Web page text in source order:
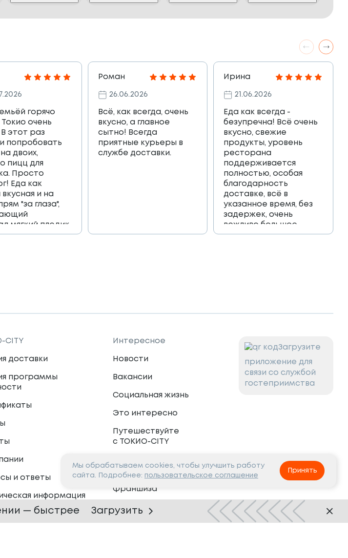
горячо
очень
этот раз
попробовать
двоих,
пицц для
Просто
Еда как
вкусная и на
"за глаза",
пледик
коробка
Роман
26.06.2026
Всё, как всегда, очень
вкусно, а главное
сытно! Всегда
приятные курьеры в
службе доставки.
Ирина
21.06.2026
Еда как всегда -
безупречна! Всё очень
вкусно, свежие
продукты, уровень
ресторана
поддерживается
полностью, особая
благодарность
доставке, всё в
указанное время, без
задержек, очень
вежливо большое
спасибо!!!
CITY
доставки
программы
и ответы
информация
Интересное
Новости
Вакансии
Социальная жизнь
Это интересно
Путешествуйте
с ТОКИО-CITY
Партнёрам
Франшиза
Сотрудничество
Загрузите
приложение для
связи со службой
гостеприимства
Мы обрабатываем cookies, чтобы улучшить работу
сайта. Подробнее: пользовательское соглашение
Принять
— быстрее Загрузить